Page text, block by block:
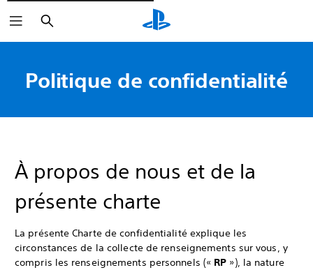
Rechercher
Politique de confidentialité
À propos de nous et de la
présente charte
La présente Charte de confidentialité explique les
circonstances de la collecte de renseignements sur vous, y
compris les renseignements personnels (« RP »), la nature